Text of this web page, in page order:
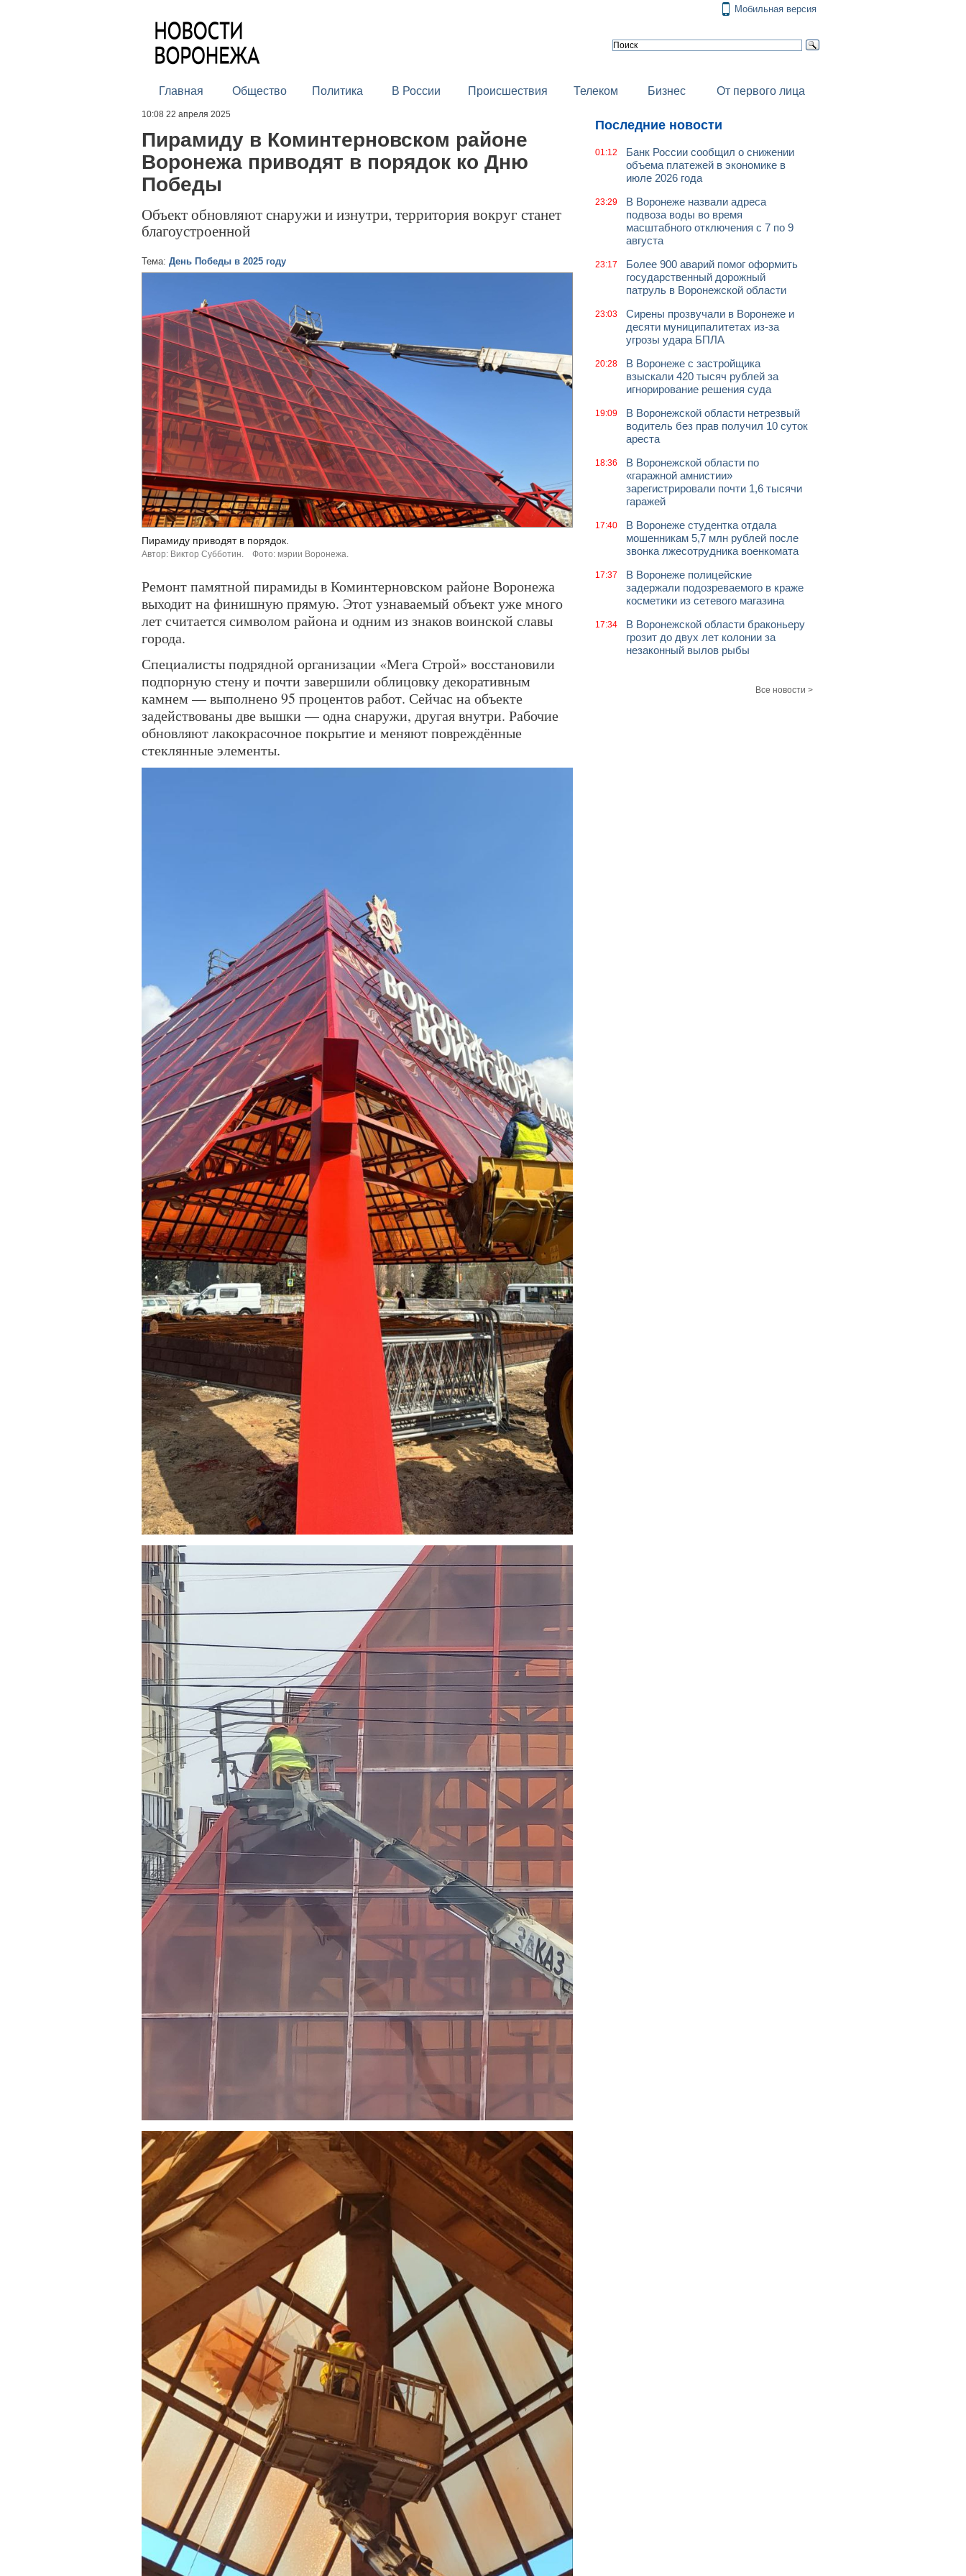
Мобильная версия
Главная Общество Политика В России Происшествия Телеком Бизнес От первого лица
10:08 22 апреля 2025
Пирамиду в Коминтерновском районе
Воронежа приводят в порядок ко Дню
Победы
Объект обновляют снаружи и изнутри, территория вокруг станет
благоустроенной
Тема: День Победы в 2025 году
Пирамиду приводят в порядок.
Автор: Виктор Субботин. Фото: мэрии Воронежа.
Ремонт памятной пирамиды в Коминтерновском районе Воронежа
выходит на финишную прямую. Этот узнаваемый объект уже много
лет считается символом района и одним из знаков воинской славы
города.
Специалисты подрядной организации «Мега Строй» восстановили
подпорную стену и почти завершили облицовку декоративным
камнем — выполнено 95 процентов работ. Сейчас на объекте
задействованы две вышки — одна снаружи, другая внутри. Рабочие
обновляют лакокрасочное покрытие и меняют повреждённые
стеклянные элементы.
Последние новости
01:12
Банк России сообщил о снижении
объема платежей в экономике в
июле 2026 года
23:29
В Воронеже назвали адреса
подвоза воды во время
масштабного отключения с 7 по 9
августа
23:17
Более 900 аварий помог оформить
государственный дорожный
патруль в Воронежской области
23:03
Сирены прозвучали в Воронеже и
десяти муниципалитетах из-за
угрозы удара БПЛА
20:28
В Воронеже с застройщика
взыскали 420 тысяч рублей за
игнорирование решения суда
19:09
В Воронежской области нетрезвый
водитель без прав получил 10 суток
ареста
18:36
В Воронежской области по
«гаражной амнистии»
зарегистрировали почти 1,6 тысячи
гаражей
17:40
В Воронеже студентка отдала
мошенникам 5,7 млн рублей после
звонка лжесотрудника военкомата
17:37
В Воронеже полицейские
задержали подозреваемого в краже
косметики из сетевого магазина
17:34
В Воронежской области браконьеру
грозит до двух лет колонии за
незаконный вылов рыбы
Все новости >